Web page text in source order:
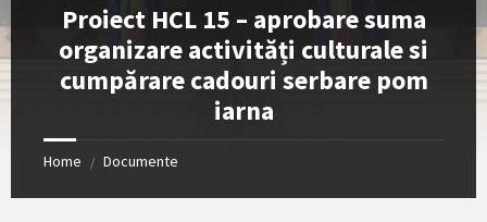
Proiect HCL 15 – aprobare suma
organizare activități culturale si
cumpărare cadouri serbare pom
iarna
Home / Documente